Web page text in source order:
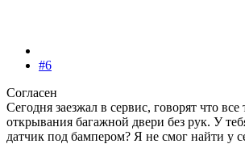
#6
Согласен
Сегодня заезжал в сервис, говорят что
открывания багажной двери без рук. У
датчик под бампером? Я не смог найти у